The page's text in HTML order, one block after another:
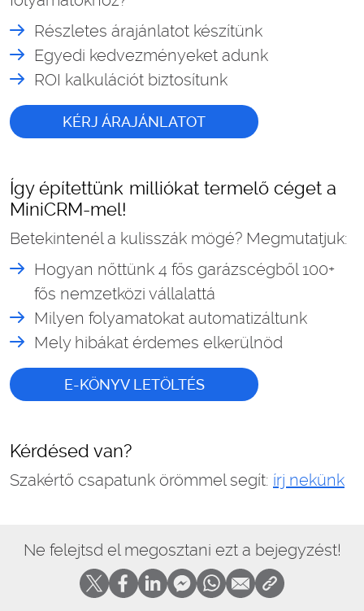
Részletes árajánlatot készítünk
Egyedi kedvezményeket adunk
ROI kalkulációt biztosítunk
KÉRJ ÁRAJÁNLATOT
Így építettünk milliókat termelő céget a
MiniCRM-mel!
Betekintenél a kulisszák mögé? Megmutatjuk:
Hogyan nőttünk 4 fős garázscégből 100+
fős nemzetközi vállalattá
Milyen folyamatokat automatizáltunk
Mely hibákat érdemes elkerülnöd
E-KÖNYV LETÖLTÉS
Kérdésed van?
Szakértő csapatunk örömmel segít: írj nekünk
Ne felejtsd el megosztani ezt a bejegyzést!